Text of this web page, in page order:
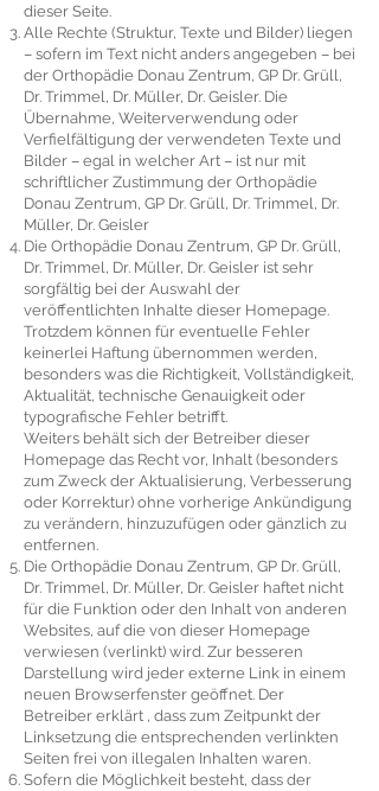
dieser Seite.
Alle Rechte (Struktur, Texte und Bilder) liegen
– sofern im Text nicht anders angegeben – bei
der Orthopädie Donau Zentrum, GP Dr. Grüll,
Dr. Trimmel, Dr. Müller, Dr. Geisler. Die
Übernahme, Weiterverwendung oder
Verfielfältigung der verwendeten Texte und
Bilder – egal in welcher Art – ist nur mit
schriftlicher Zustimmung der Orthopädie
Donau Zentrum, GP Dr. Grüll, Dr. Trimmel, Dr.
Müller, Dr. Geisler
Die Orthopädie Donau Zentrum, GP Dr. Grüll,
Dr. Trimmel, Dr. Müller, Dr. Geisler ist sehr
sorgfältig bei der Auswahl der
veröffentlichten Inhalte dieser Homepage.
Trotzdem können für eventuelle Fehler
keinerlei Haftung übernommen werden,
besonders was die Richtigkeit, Vollständigkeit,
Aktualität, technische Genauigkeit oder
typografische Fehler betrifft.
Weiters behält sich der Betreiber dieser
Homepage das Recht vor, Inhalt (besonders
zum Zweck der Aktualisierung, Verbesserung
oder Korrektur) ohne vorherige Ankündigung
zu verändern, hinzuzufügen oder gänzlich zu
entfernen.
Die Orthopädie Donau Zentrum, GP Dr. Grüll,
Dr. Trimmel, Dr. Müller, Dr. Geisler haftet nicht
für die Funktion oder den Inhalt von anderen
Websites, auf die von dieser Homepage
verwiesen (verlinkt) wird. Zur besseren
Darstellung wird jeder externe Link in einem
neuen Browserfenster geöffnet. Der
Betreiber erklärt , dass zum Zeitpunkt der
Linksetzung die entsprechenden verlinkten
Seiten frei von illegalen Inhalten waren.
Sofern die Möglichkeit besteht, dass der